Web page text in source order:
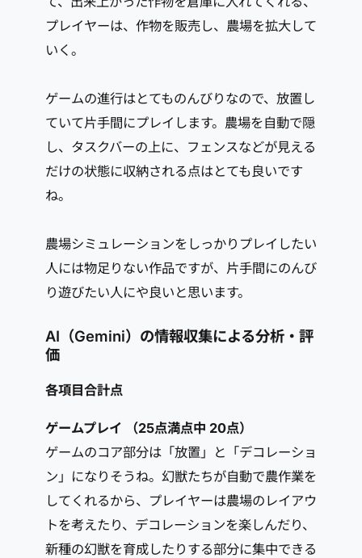
プレイヤーは、作物を販売し、農場を拡大して
いく。
ゲームの進行はとてものんびりなので、放置し
ていて片手間にプレイします。農場を自動で隠
し、タスクバーの上に、フェンスなどが見える
だけの状態に収納される点はとても良いです
ね。
農場シミュレーションをしっかりプレイしたい
人には物足りない作品ですが、片手間にのんび
り遊びたい人にや良いと思います。
AI（Gemini）の情報収集による分析・評
価
各項目合計点
ゲームプレイ （25点満点中 20点）
ゲームのコア部分は「放置」と「デコレーショ
ン」になりそうね。幻獣たちが自動で農作業を
してくれるから、プレイヤーは農場のレイアウ
トを考えたり、デコレーションを楽しんだり、
新種の幻獣を育成したりする部分に集中できる